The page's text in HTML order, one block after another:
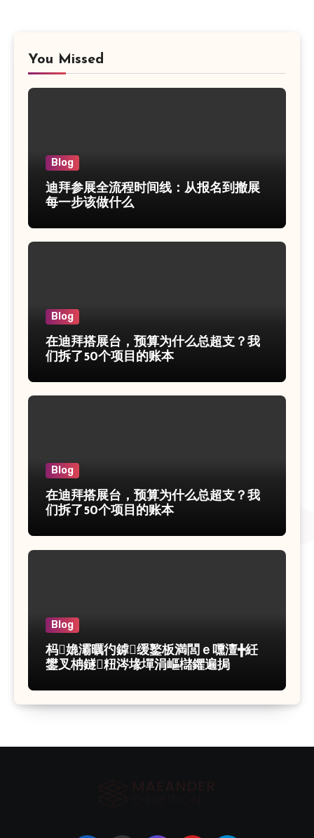
You Missed
Blog
迪拜参展全流程时间线：从报名到撤展
每一步该做什么
Blog
在迪拜搭展台，预算为什么总超支？我
们拆了50个项目的账本
Blog
在迪拜搭展台，预算为什么总超支？我
们拆了50个项目的账本
Blog
杩嫓灞曞彴鎼缓鐜板満閭ｅ嚑澶╋紝
鐢叉柟鐩粈涔堟墠涓嶇櫧鑺遍挶